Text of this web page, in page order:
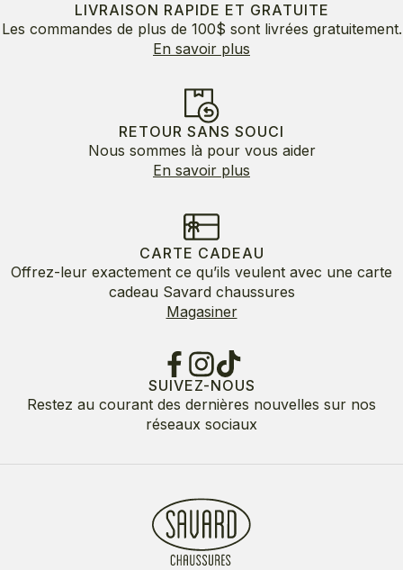
LIVRAISON RAPIDE ET GRATUITE
Les commandes de plus de 100$ sont livrées gratuitement.
En savoir plus
RETOUR SANS SOUCI
Nous sommes là pour vous aider
En savoir plus
CARTE CADEAU
Offrez-leur exactement ce qu’ils veulent avec une carte
cadeau Savard chaussures
Magasiner
SUIVEZ-NOUS
Restez au courant des dernières nouvelles sur nos
réseaux sociaux